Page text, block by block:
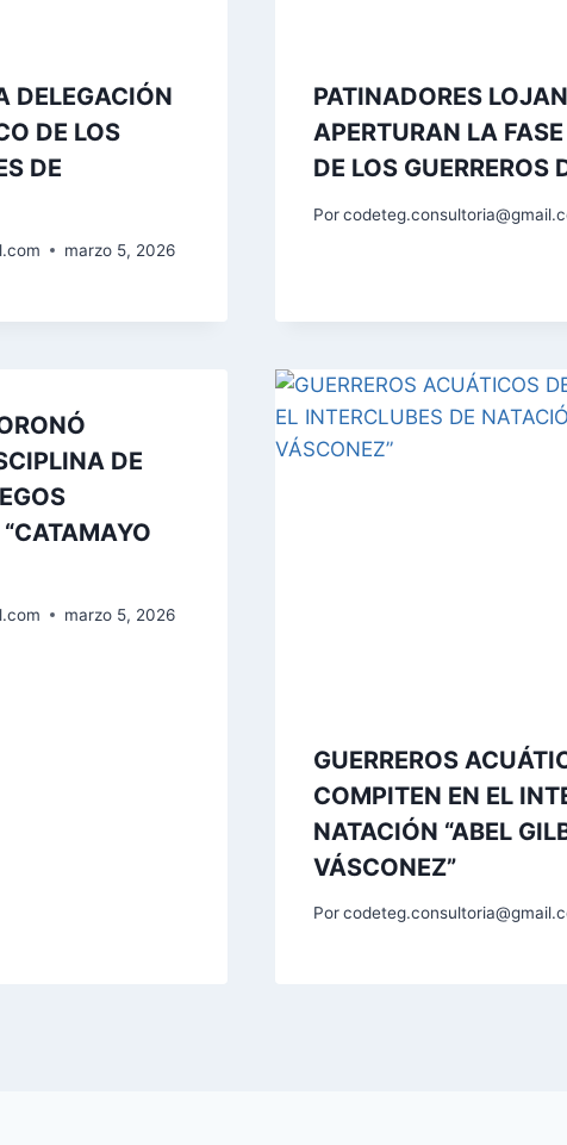
DELEGACIÓN
DE LOS
DE
marzo 5, 2026
PATINADORES
APERTURAN LA
DE LOS GUERREROS
Por
DE
marzo 5, 2026
GUERREROS
COMPITEN EN EL
NATACIÓN “ABEL
VÁSCONEZ”
Por